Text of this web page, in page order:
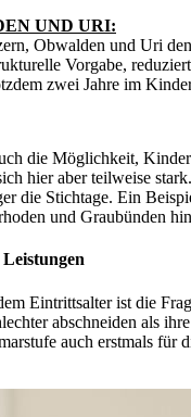
UND URI:
Obwalden und Uri
Vorgabe,
zwei Jahre im
die Möglichkeit,
hier aber teilweise
die Stichtage. Ein
und Graubünden
Eintrittsalter ist die
abschneiden als
auch erstmals